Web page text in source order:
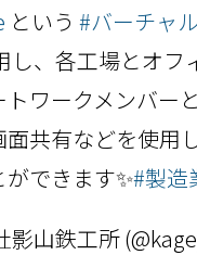
という #バーチャ
し、各工場とオフ
ワークメンバー
面共有などを使用
できます✨#製造
山鉄工所